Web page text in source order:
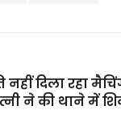
दिला रहा
ने की थाने में